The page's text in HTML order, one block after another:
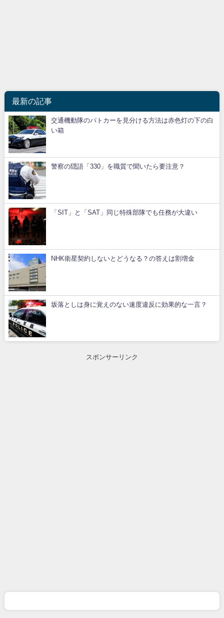
最新の記事
交通機動隊のパトカーを見分ける方法は赤色灯の下の白
い箱
警察の隠語「330」を職質で聞いたら要注意？
「SIT」と「SAT」同じ特殊部隊でも任務が大違い
NHK衛星契約しないとどうなる？の答えは割増金
坂落としは身に覚えのない速度違反に効果的な一言？
スポンサーリンク